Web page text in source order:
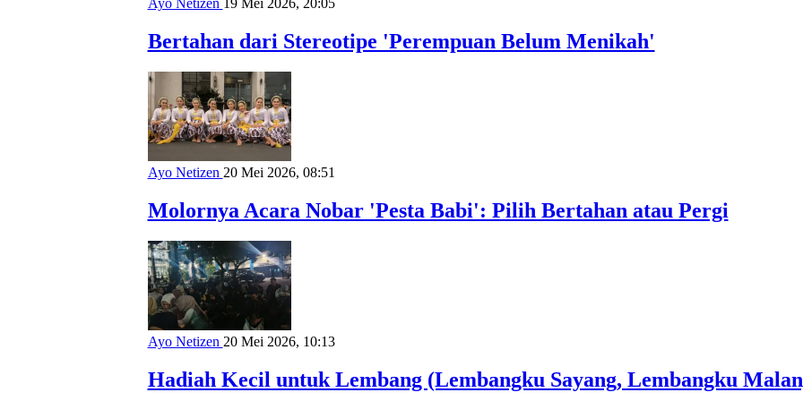
Ayo Netizen 19 Mei 2026, 20:05
Bertahan dari Stereotipe 'Perempuan Belum Menikah'
Ayo Netizen 20 Mei 2026, 08:51
Molornya Acara Nobar 'Pesta Babi': Pilih Bertahan atau Pergi
Ayo Netizen 20 Mei 2026, 10:13
Hadiah Kecil untuk Lembang (Lembangku Sayang, Lembangku